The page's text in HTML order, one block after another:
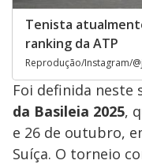
Tenista
ranking da ATP
Reprodução/Instagram/
Foi definida neste
da Basileia 2025,
e 26 de outubro,
Suíça. O torneio